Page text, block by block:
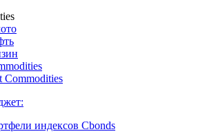
Commodities
индексов Cbonds